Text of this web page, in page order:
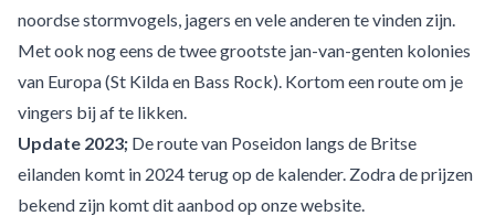
noordse stormvogels, jagers en vele anderen te vinden zijn.
Met ook nog eens de twee grootste jan-van-genten kolonies
van Europa (St Kilda en Bass Rock). Kortom een route om je
vingers bij af te likken.
Update 2023; De route van Poseidon langs de Britse
eilanden komt in 2024 terug op de kalender. Zodra de prijzen
bekend zijn komt dit aanbod op onze website.